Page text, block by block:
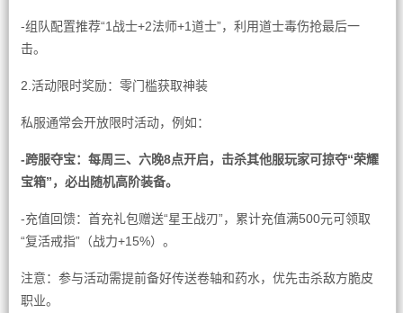
-组队配置推荐“1战士+2法师+1道士”，利用道士毒伤抢最后一
击。
2.活动限时奖励：零门槛获取神装
私服通常会开放限时活动，例如：
-跨服夺宝：每周三、六晚8点开启，击杀其他服玩家可掠夺“荣耀
宝箱”，必出随机高阶装备。
-充值回馈：首充礼包赠送“星王战刃”，累计充值满500元可领取
“复活戒指”（战力+15%）。
注意：参与活动需提前备好传送卷轴和药水，优先击杀敌方脆皮
职业。